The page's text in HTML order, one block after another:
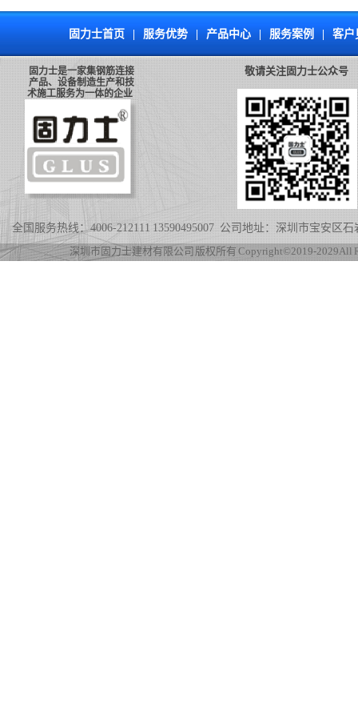
固力士首页 服务优势 产品中心 服务案例 客户
固力士是一家集钢筋连接
产品、设备制造生产和技
术施工服务为一体的企业
敬请关注固力士公众号
全国服务热线：4006-212111 13590495007 公司地址：深圳市宝安区
深圳市固力士建材有限公司 版权所有 Copyright©2019-2029 All